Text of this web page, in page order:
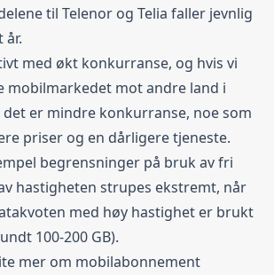
til Telenor og Telia faller jevnlig
år.
med økt konkurranse, og hvis vi
mobilmarkedet mot andre land i
det er mindre konkurranse, noe som
priser og en dårligere tjeneste.
begrensninger på bruk av fri
hastigheten strupes ekstremt, når
med høy hastighet er brukt
100-200 GB).
mer om mobilabonnement